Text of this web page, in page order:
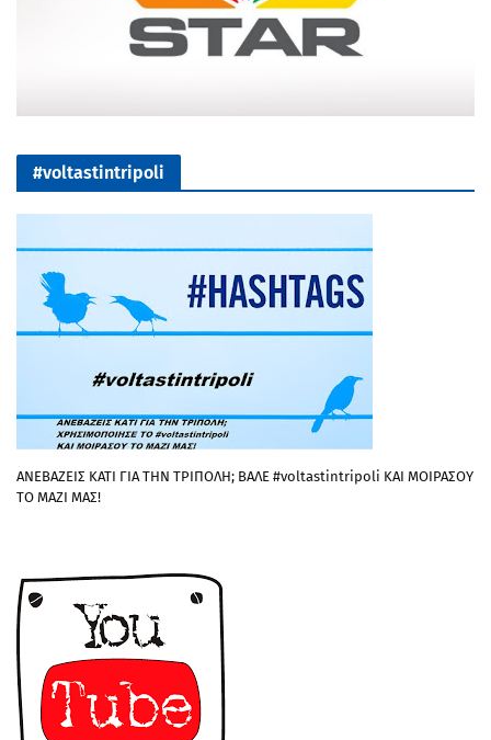
#voltastintripoli
ΑΝΕΒΑΖΕΙΣ ΚΑΤΙ ΓΙΑ ΤΗΝ ΤΡΙΠΟΛΗ; ΒΑΛΕ #voltastintripoli ΚΑΙ ΜΟΙΡΑΣΟΥ
ΤΟ ΜΑΖΙ ΜΑΣ!